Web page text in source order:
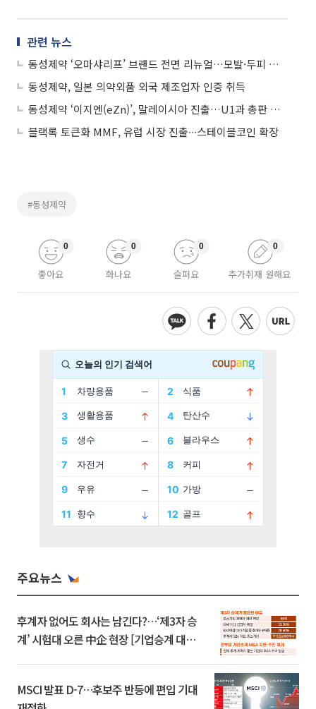
관련 뉴스
동성제약 ‘오마샤리프’ 브랜드 전면 리뉴얼…모발·두피 전문성 강화
동성제약, 일본 의약외품 외국 제조업자 인증 취득
동성제약 ‘이지엔(eZn)’, 말레이시아 진출…U1과 총판 계약
블랙록 토큰화 MMF, 유럽 시장 진출∙∙∙스테이블코인 확장
#동성제약
좋아요
0
화나요
0
슬퍼요
0
추가취재 원해요
0
주요뉴스
후계자 없어도 회사는 남긴다?…‘제3자 승
계’ 시험대 오른 中企 현장 [기업승계 대전
MSCI 발표 D-7…후보주 반등에 편입 기대